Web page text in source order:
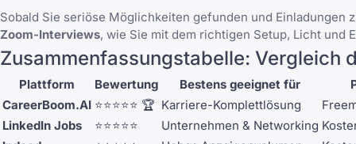
Sobald Sie seriöse Möglichkeiten gefunden und
Zoom-Interviews, wie Sie mit dem richtigen Setup, Licht und
Zusammenfassungstabelle: Vergleich
Plattform Bewertung Bestens geeignet für
CareerBoom.AI ⭐⭐⭐⭐⭐ 🏆 Karriere-Komplettlösung
LinkedIn Jobs
⭐⭐⭐⭐⭐ Unternehmen & Networking